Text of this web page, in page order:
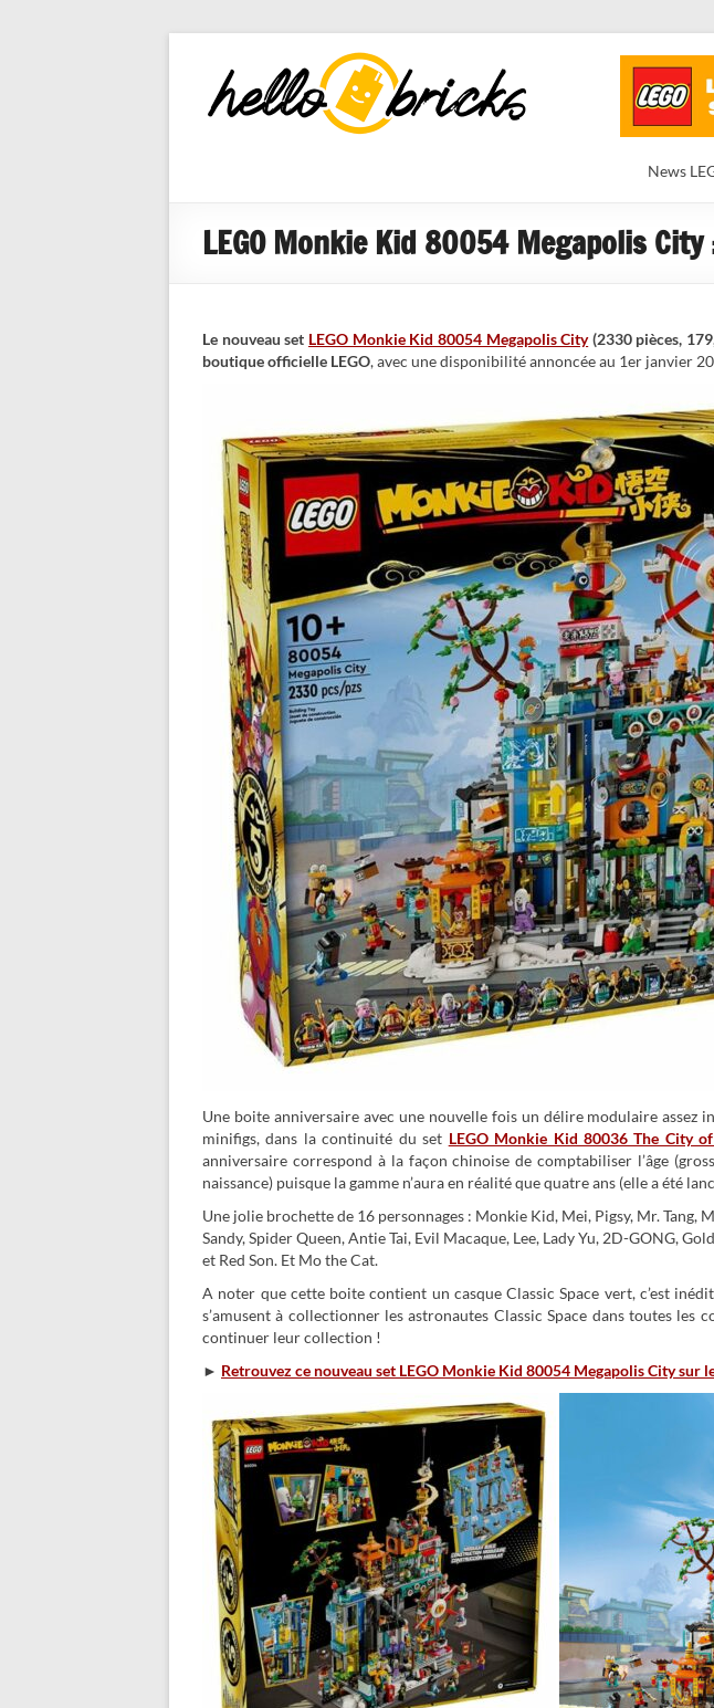
HelloBricks
Blog LEGO,
nouveaut�s
News
LEGO Monkie Kid 80054 Megapolis
Le nouveau set LEGO Monkie Kid 80054 Megapolis City(2330 pièces,
boutique officielle LEGO, avec une disponibilité annoncée au 1er janvier
Une boite anniversaire avec une nouvelle fois un délire modulaire assez
minifigs, dans la continuité du set LEGO Monkie Kid 80036 The City
anniversaire correspond à la façon chinoise de comptabiliser l’âge
naissance) puisque la gamme n’aura en réalité que quatre ans (elle a été
Une jolie brochette de 16 personnages : Monkie Kid, Mei, Pigsy, Mr. Tang,
Sandy, Spider Queen, Antie Tai, Evil Macaque, Lee, Lady Yu, 2D-GONG,
et Red Son. Et Mo the Cat.
A noter que cette boite contient un casque Classic Space vert, c’est
s’amusent à collectionner les astronautes Classic Space dans toutes les
continuer leur collection !
► Retrouvez ce nouveau set LEGO Monkie Kid 80054 Megapolis City sur